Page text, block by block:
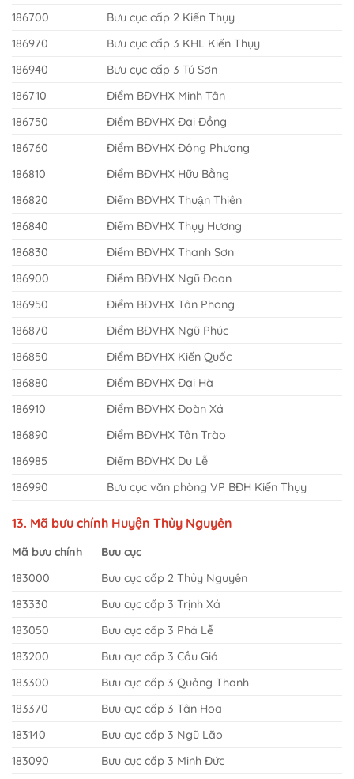
186700
Bưu cục cấp 2 Kiến Thụy
186970
Bưu cục cấp 3 KHL Kiến Thụy
186940
Bưu cục cấp 3 Tú Sơn
186710
Điểm BĐVHX Minh Tân
186750
Điểm BĐVHX Đại Đồng
186760
Điểm BĐVHX Đông Phương
186810
Điểm BĐVHX Hữu Bằng
186820
Điểm BĐVHX Thuận Thiên
186840
Điểm BĐVHX Thụy Hương
186830
Điểm BĐVHX Thanh Sơn
186900
Điểm BĐVHX Ngũ Đoan
186950
Điểm BĐVHX Tân Phong
186870
Điểm BĐVHX Ngũ Phúc
186850
Điểm BĐVHX Kiến Quốc
186880
Điểm BĐVHX Đại Hà
186910
Điểm BĐVHX Đoàn Xá
186890
Điểm BĐVHX Tân Trào
186985
Điểm BĐVHX Du Lễ
186990
Bưu cục văn phòng VP BĐH Kiến Thụy
13. Mã bưu chính Huyện Thủy Nguyên
Mã bưu chính
Bưu cục
183000
Bưu cục cấp 2 Thủy Nguyên
183330
Bưu cục cấp 3 Trịnh Xá
183050
Bưu cục cấp 3 Phả Lễ
183200
Bưu cục cấp 3 Cầu Giá
183300
Bưu cục cấp 3 Quảng Thanh
183370
Bưu cục cấp 3 Tân Hoa
183140
Bưu cục cấp 3 Ngũ Lão
183090
Bưu cục cấp 3 Minh Đức